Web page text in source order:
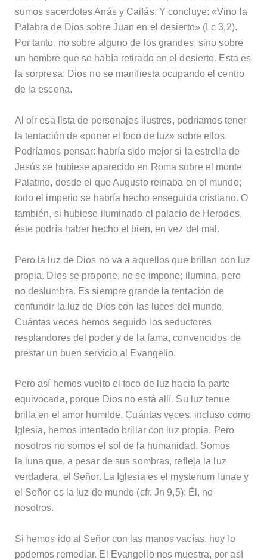
sumos sacerdotes Anás y Caifás. Y concluye: «Vino la
Palabra de Dios sobre Juan en el desierto» (Lc 3,2).
Por tanto, no sobre alguno de los grandes, sino sobre
un hombre que se había retirado en el desierto. Esta es
la sorpresa: Dios no se manifiesta ocupando el centro
de la escena.
Al oír esa lista de personajes ilustres, podríamos tener
la tentación de «poner el foco de luz» sobre ellos.
Podríamos pensar: habría sido mejor si la estrella de
Jesús se hubiese aparecido en Roma sobre el monte
Palatino, desde el que Augusto reinaba en el mundo;
todo el imperio se habría hecho enseguida cristiano. O
también, si hubiese iluminado el palacio de Herodes,
éste podría haber hecho el bien, en vez del mal.
Pero la luz de Dios no va a aquellos que brillan con luz
propia. Dios se propone, no se impone; ilumina, pero
no deslumbra. Es siempre grande la tentación de
confundir la luz de Dios con las luces del mundo.
Cuántas veces hemos seguido los seductores
resplandores del poder y de la fama, convencidos de
prestar un buen servicio al Evangelio.
Pero así hemos vuelto el foco de luz hacia la parte
equivocada, porque Dios no está allí. Su luz tenue
brilla en el amor humilde. Cuántas veces, incluso como
Iglesia, hemos intentado brillar con luz propia. Pero
nosotros no somos el sol de la humanidad. Somos
la luna que, a pesar de sus sombras, refleja la luz
verdadera, el Señor. La Iglesia es el mysterium lunae y
el Señor es la luz de mundo (cfr. Jn 9,5); Él, no
nosotros.
Si hemos ido al Señor con las manos vacías, hoy lo
podemos remediar. El Evangelio nos muestra, por así